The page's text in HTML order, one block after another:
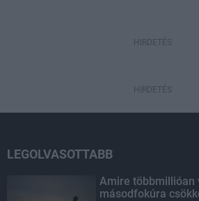
HIRDETÉS
HIRDETÉS
LEGOLVASOTTABB
Amire többmillióan
másodfokúra